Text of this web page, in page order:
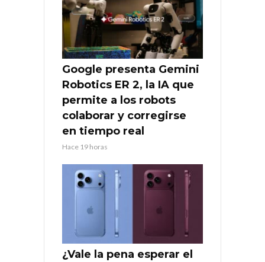
Google presenta Gemini
Robotics ER 2, la IA que
permite a los robots
colaborar y corregirse
en tiempo real
Hace 19 horas
¿Vale la pena esperar el